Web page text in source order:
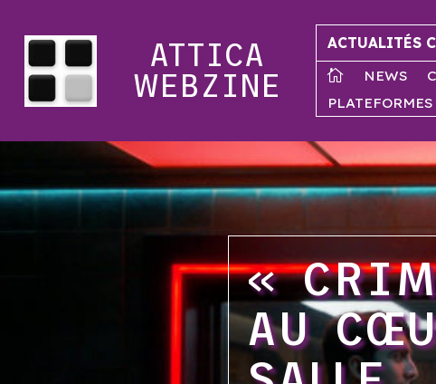
ATTICA
WEBZINE
ACTUALITÉS
 NEWS
PLATEFORMES
«
AU